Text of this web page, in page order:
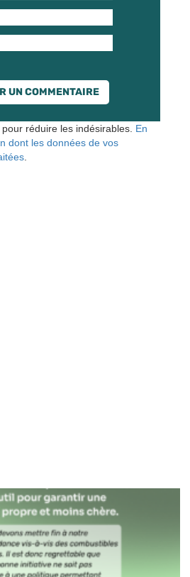
réduire les indésirables. En
dont les données de vos